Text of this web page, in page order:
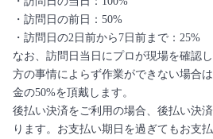
・訪問日の前日：50%
・訪問日の2日前から7日前まで：25%
なお、訪問日当日にプロが現場を確認
方の事情によらず作業ができない場合
金の50%を頂戴します。
後払い決済をご利用の場合、後払い決
ります。お支払い期日を過ぎてもお支